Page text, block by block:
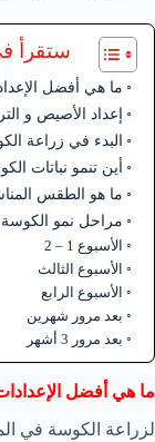
ستقرأ
ما هي أفضل
إعداد الأصيص و
البدء في زراعة
أين تنمو نباتات
ما هو الطقس
مراحل نمو الكوسة
الأسبوع 1 – 2
الأسبوع الثالث
الأسبوع الرابع
بعد مرور شهرين
بعد مرور 3 أشهر
ما هي أفضل
لزراعة الكوسة في